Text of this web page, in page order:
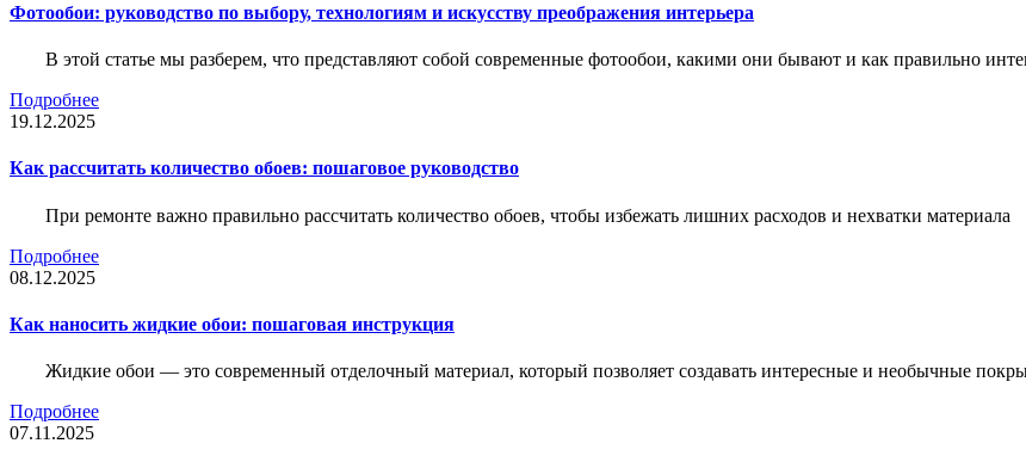
Фотообои: руководство по выбору, технологиям и искусству преображения интерьера
В этой статье мы разберем, что представляют собой современные фотообои, какими они бывают и как правильно
Подробнее
19.12.2025
Как рассчитать количество обоев: пошаговое руководство
При ремонте важно правильно рассчитать количество обоев, чтобы избежать лишних расходов и нехватки материала
Подробнее
08.12.2025
Как наносить жидкие обои: пошаговая инструкция
Жидкие обои — это современный отделочный материал, который позволяет создавать интересные и необычные
Подробнее
07.11.2025